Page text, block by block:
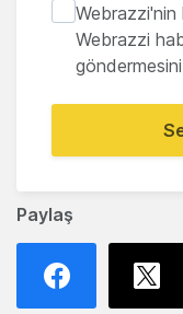
Paylaş
Webrazzi'nin
Webrazzi